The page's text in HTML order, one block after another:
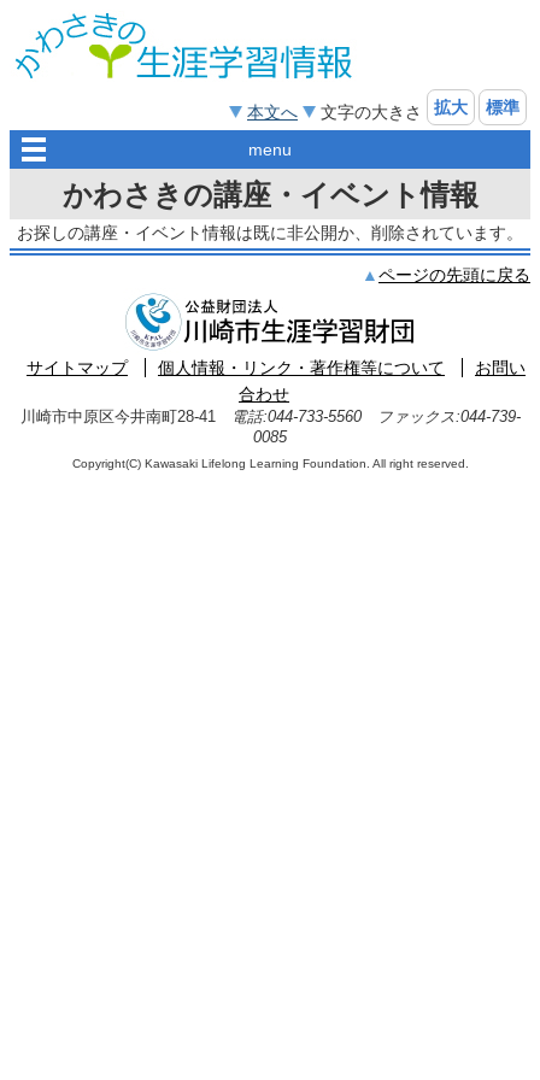
本文へ 文字の大きさ 拡大 標準
menu
かわさきの講座・イベント情報
お探しの講座・イベント情報は既に非公開か、削除されています。
ページの先頭に戻る
サイトマップ 個人情報・リンク・著作権等について
お問い
合わせ
川崎市中原区今井南町28-41
電話:044-733-5560 ファックス:044-739-
0085
Copyright(C) Kawasaki Lifelong Learning Foundation. All right reserved.